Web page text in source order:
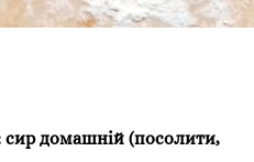
сир домашній (посолити,